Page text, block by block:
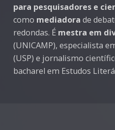
para pesquisadores e
como mediadora de
redondas. É mestra em
(UNICAMP), especialista
(USP) e jornalismo
bacharel em Estudos